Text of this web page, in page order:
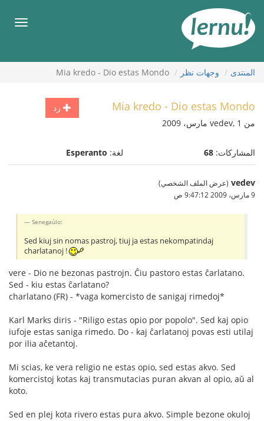
المحتويات
قائمة
المنتدى وجهات نظر Mia kredo - Dio estas Mondo
رد Mia kredo - Dio estas Mondo
من vedev, 1 مارس، 2009
المشاركات: 68 لغة: Esperanto
vedev (عرض الملف الشخصي)
9 مارس، 2009 9:47:12 ص
Senegaùlo:
Sed kiuj sin nomas pastroj, tiuj ja estas nekompatindaj
charlatanoj !
vere - Dio ne bezonas pastrojn. Ĉiu pastoro estas ĉarlatano.
Sed - kiu estas ĉarlatano?
charlatano (FR) - *vaga komercisto de sanigaj rimedoj*
Karl Marks diris - "Riligo estas opio por popolo". Sed kaj opio
iufoje estas saniga rimedo. Do - kaj ĉarlatanoj povas esti utilaj
por ilia aĉetantoj.
Mi scias, ke vera religio ne estas opio, sed estas akvo. Sed
komercistoj kotas kaj transmutacias puran akvan al opio, aŭ al
koto.
Sed en plej kota rivero estas pura akvo. Simple bezone okuloj